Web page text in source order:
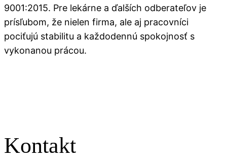
9001:2015. Pre lekárne a ďalších odberateľov je
prísľubom, že nielen firma, ale aj pracovníci
pociťujú stabilitu a každodennú spokojnosť s
vykonanou prácou.
Kontakt